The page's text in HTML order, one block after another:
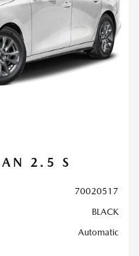
2.5 S
70020517
BLACK
Automatic